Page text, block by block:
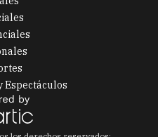
Espectáculos